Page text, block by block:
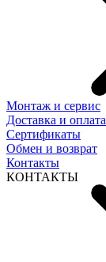
Монтаж и сервис
Доставка и оплата
Сертификаты
Обмен и возврат
Контакты
КОНТАКТЫ